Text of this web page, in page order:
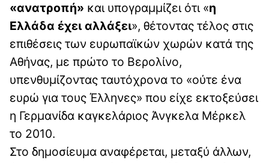
«ανατροπή» και υπογραμμίζει ότι «η
Ελλάδα έχει αλλάξει», θέτοντας τέλος στις
επιθέσεις των ευρωπαϊκών χωρών κατά της
Αθήνας, με πρώτο το Βερολίνο,
υπενθυμίζοντας ταυτόχρονα το «ούτε ένα
ευρώ για τους Έλληνες» που είχε εκτοξεύσει
η Γερμανίδα καγκελάριος Άνγκελα Μέρκελ
το 2010.
Στο δημοσίευμα αναφέρεται, μεταξύ άλλων,